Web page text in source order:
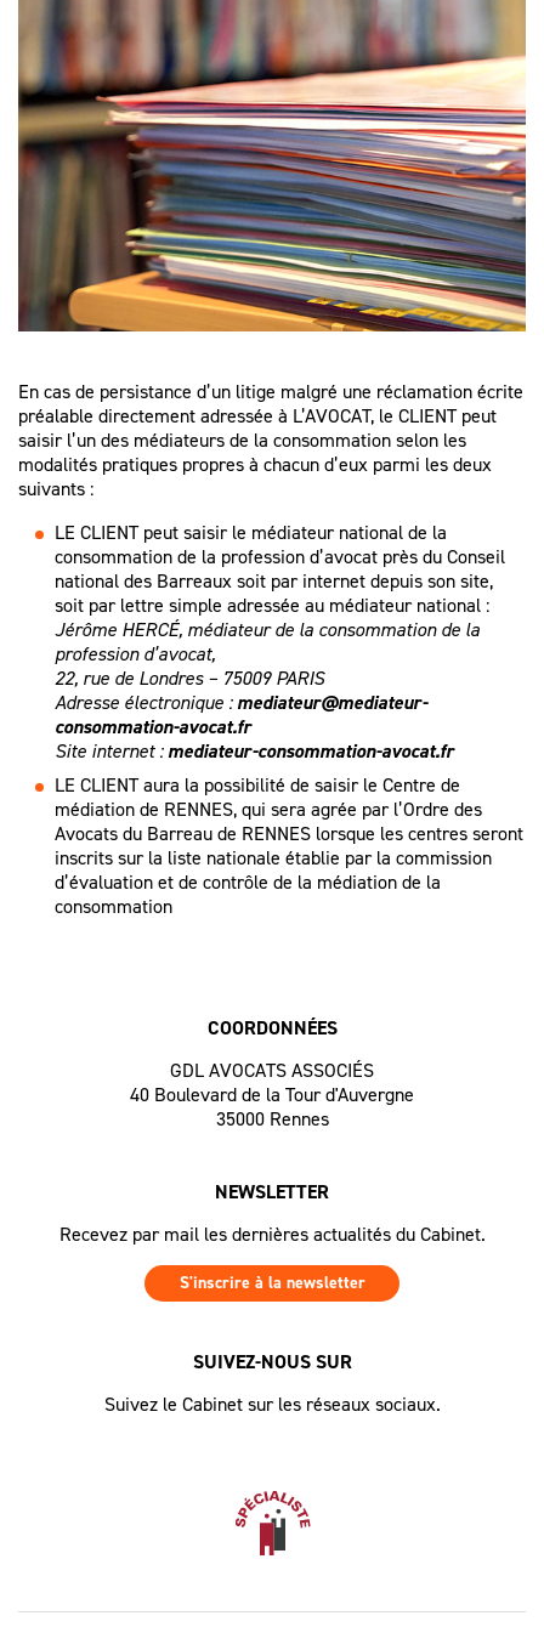
En cas de persistance d’un litige malgré une réclamation écrite
préalable directement adressée à L’AVOCAT, le CLIENT peut
saisir l’un des médiateurs de la consommation selon les
modalités pratiques propres à chacun d’eux parmi les deux
suivants :
LE CLIENT peut saisir le médiateur national de la
consommation de la profession d’avocat près du Conseil
national des Barreaux soit par internet depuis son site,
soit par lettre simple adressée au médiateur national :
Jérôme HERCÉ, médiateur de la consommation de la
profession d’avocat,
22, rue de Londres – 75009 PARIS
Adresse électronique :mediateur@mediateur-
consommation-avocat.fr
Site internet :mediateur-consommation-avocat.fr
LE CLIENT aura la possibilité de saisir le Centre de
médiation de RENNES, qui sera agrée par l’Ordre des
Avocats du Barreau de RENNES lorsque les centres seront
inscrits sur la liste nationale établie par la commission
d’évaluation et de contrôle de la médiation de la
consommation
COORDONNÉES
GDL AVOCATS ASSOCIÉS
40 Boulevard de la Tour d'Auvergne
35000 Rennes
NEWSLETTER
Recevez par mail les dernières actualités du Cabinet.
S'inscrire à la newsletter
SUIVEZ-NOUS SUR
Suivez le Cabinet sur les réseaux sociaux.